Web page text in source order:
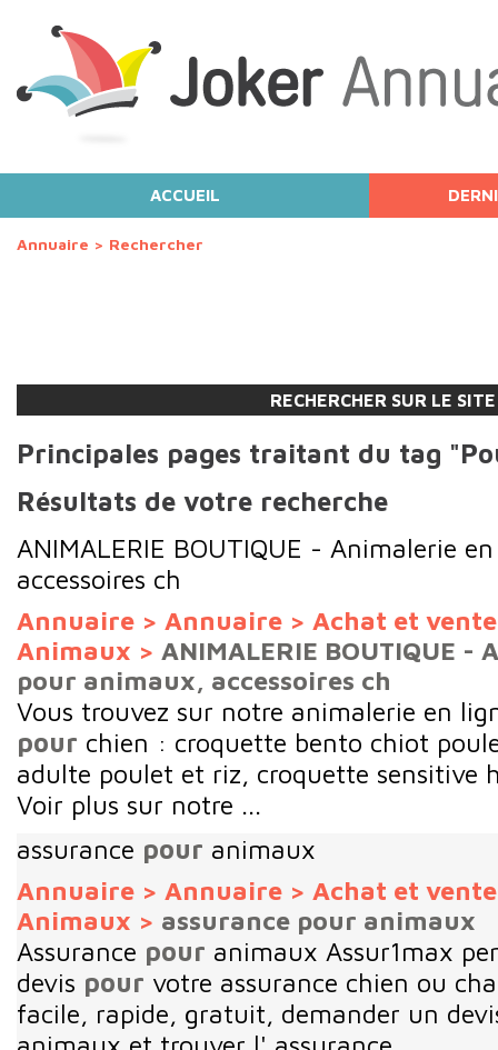
RECHERCHER SUR LE SITE
ACCUEIL
Annuaire > Rechercher
Principales pages traitant du tag
Résultats de votre recherche
ANIMALERIE BOUTIQUE - Animalerie
accessoires ch
Annuaire > Annuaire > Achat et
Animaux > ANIMALERIE BOUTIQUE
pour animaux, accessoires ch
Vous trouvez sur notre animalerie en
pour chien : croquette bento chiot
adulte poulet et riz, croquette sensitive
Voir plus sur notre ...
assurance pour animaux
Annuaire > Annuaire > Achat et
Animaux > assurance pour animaux
Assurance pour animaux Assur1max
devis pour votre assurance chien ou
facile, rapide, gratuit, demander un